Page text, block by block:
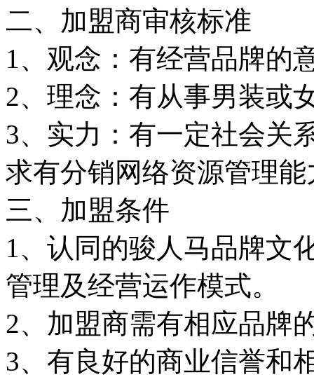
二、加盟商审核标准
1、观念：有经营品牌的
2、理念：有从事男装或
3、实力：有一定社会关
求有分销网络资源管理能
三、加盟条件
1、认同的骏人马品牌文
管理及经营运作模式。
2、加盟商需有相应品牌
3、有良好的商业信誉和